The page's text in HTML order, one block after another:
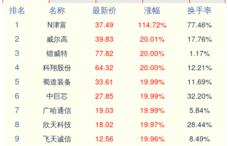
排名
名称 最新价 涨幅
换手率
1
N津富 37.49 114.72% 77.46%
2 威尔高 39.83 20.01% 17.76%
3 锴威特 77.82 20.00% 1.17%
4 科翔股份 64.32 20.00% 12.21%
5 蜀道装备 33.61 19.99% 11.69%
6 中巨芯 27.85 19.99% 32.20%
7 广哈通信 19.03 19.99% 5.84%
8 欣天科技 18.02 19.97% 28.44%
9 飞天诚信 12.56 19.96% 8.49%